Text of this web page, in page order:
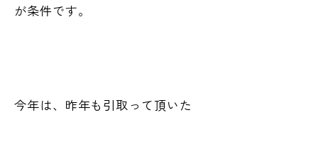
が条件です。
今年は、昨年も引取って頂いた